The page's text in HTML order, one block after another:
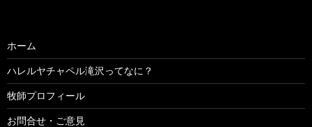
ホーム
ハレルヤチャペル滝沢ってなに？
牧師プロフィール
お問合せ・ご意見